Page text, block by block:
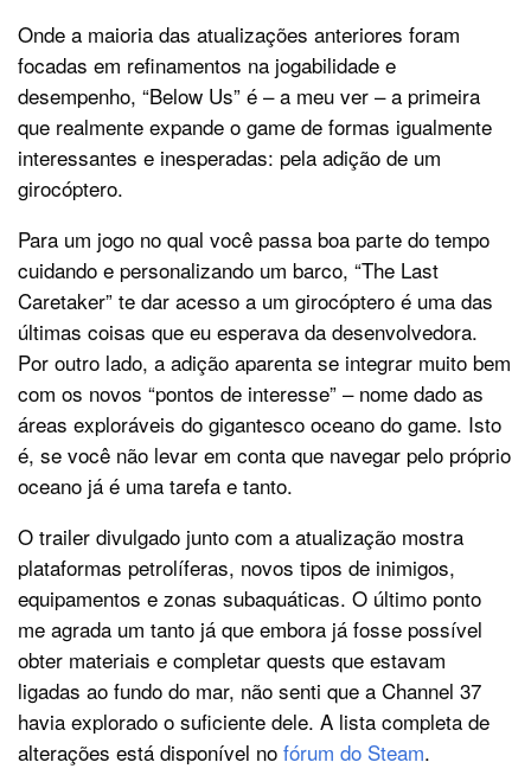
Onde a maioria das atualizações anteriores foram
focadas em refinamentos na jogabilidade e
desempenho, “Below Us” é – a meu ver – a primeira
que realmente expande o game de formas igualmente
interessantes e inesperadas: pela adição de um
girocóptero.
Para um jogo no qual você passa boa parte do tempo
cuidando e personalizando um barco, “The Last
Caretaker” te dar acesso a um girocóptero é uma das
últimas coisas que eu esperava da desenvolvedora.
Por outro lado, a adição aparenta se integrar muito bem
com os novos “pontos de interesse” – nome dado as
áreas exploráveis do gigantesco oceano do game. Isto
é, se você não levar em conta que navegar pelo próprio
oceano já é uma tarefa e tanto.
O trailer divulgado junto com a atualização mostra
plataformas petrolíferas, novos tipos de inimigos,
equipamentos e zonas subaquáticas. O último ponto
me agrada um tanto já que embora já fosse possível
obter materiais e completar quests que estavam
ligadas ao fundo do mar, não senti que a Channel 37
havia explorado o suficiente dele. A lista completa de
alterações está disponível no fórum do Steam.